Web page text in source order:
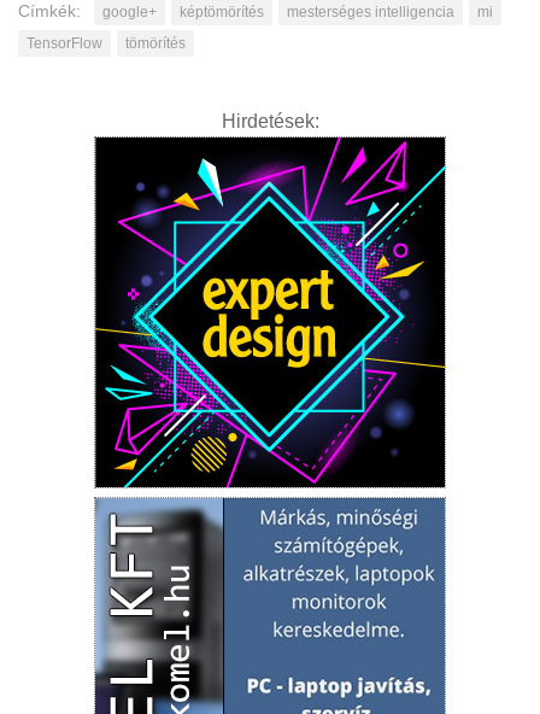
Címkék: google+ képtömörítés mesterséges intelligencia
mi
TensorFlow
tömörítés
Hirdetések: